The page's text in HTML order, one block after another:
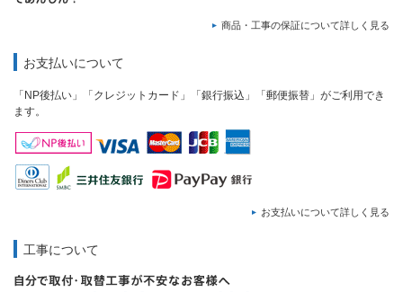
商品・工事の保証について詳しく見る
お支払いについて
「NP後払い」「クレジットカード」「銀行振込」「郵便振替」がご利用でき
ます。
お支払いについて詳しく見る
工事について